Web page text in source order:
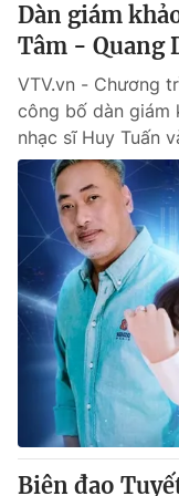
Dàn giám
Tâm - Quang
VTV.vn - Chương
công bố dàn giám
nhạc sĩ Huy Tuấn
Biên đạo